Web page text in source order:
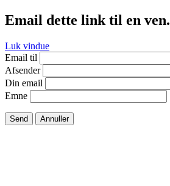
Email dette link til en ven.
Luk vindue
Email til
Afsender
Din email
Emne
Send Annuller